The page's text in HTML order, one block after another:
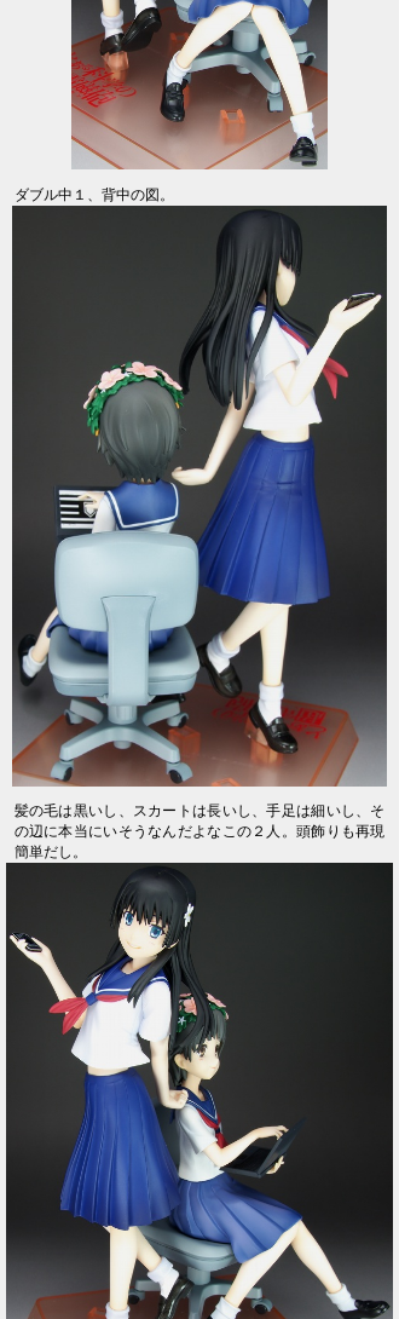
ダブル中１、背中の図。
髪の毛は黒いし、スカートは長いし、手足は細いし、そ
の辺に本当にいそうなんだよなこの２人。頭飾りも再現
簡単だし。